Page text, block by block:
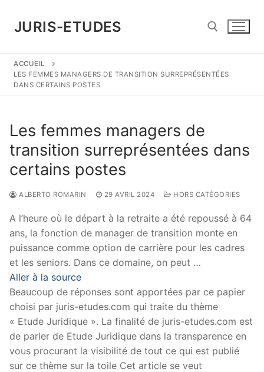
contenu
JURIS-ETUDES
Rechercher :
ACCUEIL
LES FEMMES MANAGERS DE TRANSITION SURREPRÉSENTÉES
DANS CERTAINS POSTES
Les femmes managers de
transition surreprésentées dans
certains postes
ALBERTO ROMARIN 29 AVRIL 2024 HORS CATÉGORIES
A l’heure où le départ à la retraite a été repoussé à 64
ans, la fonction de manager de transition monte en
puissance comme option de carrière pour les cadres
et les seniors. Dans ce domaine, on peut …
Aller à la source
Beaucoup de réponses sont apportées par ce papier
choisi par juris-etudes.com qui traite du thème
« Etude Juridique ». La finalité de juris-etudes.com est
de parler de Etude Juridique dans la transparence en
vous procurant la visibilité de tout ce qui est publié
sur ce thème sur la toile Cet article se veut